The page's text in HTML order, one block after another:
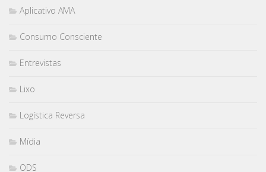
Aplicativo AMA
Consumo Consciente
Entrevistas
Lixo
Logística Reversa
Mídia
ODS